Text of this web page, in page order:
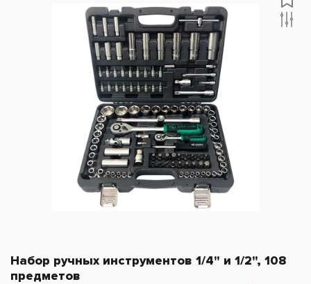
Набор ручных инструментов 1/4" и 1/2", 108
предметов